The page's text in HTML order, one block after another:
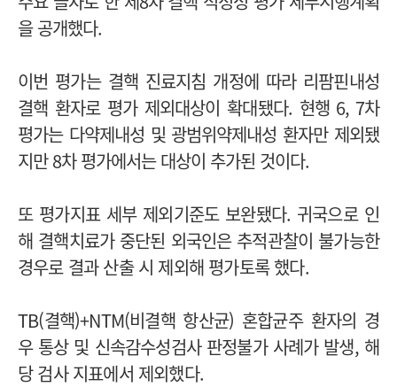
을 공개했다.
이번 평가는 결핵 진료지침 개정에 따라 리팜핀내성
결핵 환자로 평가 제외대상이 확대됐다. 현행 6, 7차
평가는 다약제내성 및 광범위약제내성 환자만 제외됐
지만 8차 평가에서는 대상이 추가된 것이다.
또 평가지표 세부 제외기준도 보완됐다. 귀국으로 인
해 결핵치료가 중단된 외국인은 추적관찰이 불가능한
경우로 결과 산출 시 제외해 평가토록 했다.
TB(결핵)+NTM(비결핵 항산균) 혼합균주 환자의 경
우 통상 및 신속감수성검사 판정불가 사례가 발생, 해
당 검사 지표에서 제외했다.